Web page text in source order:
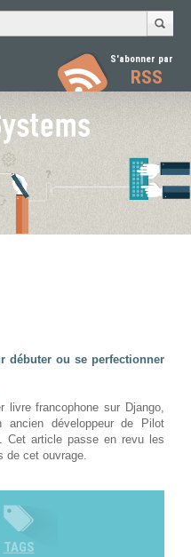
S'abonner par
RSS
débuter ou se perfectionner
francophone sur Django,
ancien développeur de Pilot
article passe en revu les
de cet ouvrage.
TAGS